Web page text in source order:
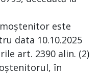
este
data 10.10.2025
art. 2390 alin. (2)
în